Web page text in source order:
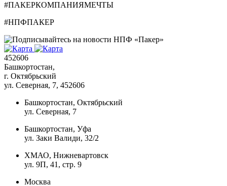
#ПАКЕРКОМПАНИЯМЕЧТЫ
#НПФПАКЕР
452606
Башкортостан,
г. Октябрьский
ул. Северная, 7, 452606
Башкортостан, Октябрьский
ул. Северная, 7
Башкортостан, Уфа
ул. Заки Валиди, 32/2
ХМАО, Нижневартовск
ул. 9П, 41, стр. 9
Москва